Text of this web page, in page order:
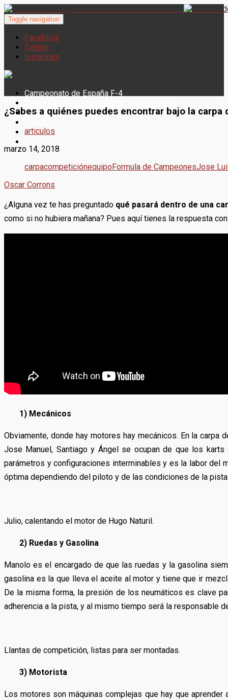
Toggle navigation
Facebook
Twitter
Instagram
Campeonato de España F-4
Woman Series
Noticias
¿Sabes a quiénes puedes encontrar bajo la
articulos
marzo 14, 2018
carpacompeticiónequipoFormula de CampeonesJose
Oscar Corrons
¿Alguna vez te has preguntado qué pasará dentro de una
como si no hubiera mañana? Pues aquí tienes la respuesta
1) Mecánicos
Obviamente, donde hay motores hay mecánicos. En la carpa
Jose Manuel, Santiago y Ángel se ocupan de que los
parámetros y configuraciones interminables y es la labor del
óptima dependiendo del piloto y de las condiciones de la pista
Julio, calentando el motor de Hugo Naturil.
2) Ruedas y Gasolina
Manolo es el encargado de que las ruedas y la gasolina
gasolina es la que lleva el aceite al motor y tiene que ir
De la misma forma, la presión de los neumáticos es clave
adherencia a la pista, y al mismo tiempo será la
Llantas de competición, listas para ser montadas.
3) Motorista
Los motores son máquinas complejas que hay que